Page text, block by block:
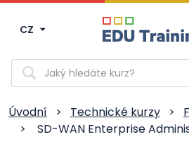
CZ
Vyhledávání
Úvodní > Technické kurzy >
>
SD-WAN Enterprise